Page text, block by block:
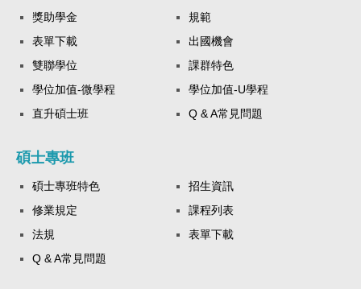
獎助學金
規範
表單下載
出國機會
雙聯學位
課群特色
學位加值-微學程
學位加值-U學程
直升碩士班
Q & A常見問題
碩士專班
碩士專班特色
招生資訊
修業規定
課程列表
法規
表單下載
Q & A常見問題